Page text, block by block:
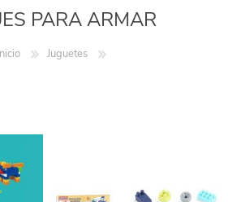
PARA ARMAR
Juguetes